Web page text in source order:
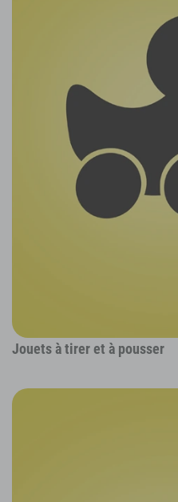
Jouets à tirer et à pousser